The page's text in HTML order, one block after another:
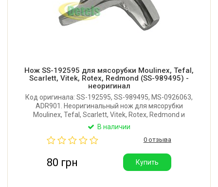
Нож SS-192595 для мясорубки Moulinex, Tefal,
Scarlett, Vitek, Rotex, Redmond (SS-989495) -
неоригинал
Код оригинала: SS-192595, SS-989495, MS-0926063,
ADR901. Неоригинальный нож для мясорубки
Moulinex, Tefal, Scarlett, Vitek, Rotex, Redmond и
других. Внешний диаметр: 45 мм. Толщина ножа: 4,5
Производитель: Китай.
В наличии
0 отзыва
80 грн Купить